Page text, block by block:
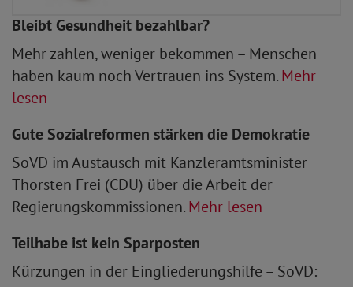
Bleibt Gesundheit bezahlbar?
Mehr zahlen, weniger bekommen – Menschen
haben kaum noch Vertrauen ins System.Mehr
lesen
Gute Sozialreformen stärken die Demokratie
SoVD im Austausch mit Kanzleramtsminister
Thorsten Frei (CDU) über die Arbeit der
Regierungskommissionen.Mehr lesen
Teilhabe ist kein Sparposten
Kürzungen in der Eingliederungshilfe – SoVD: